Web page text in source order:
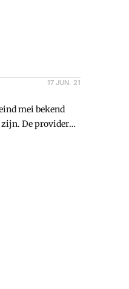
17 JUN. 21
mei bekend
zijn. De provider